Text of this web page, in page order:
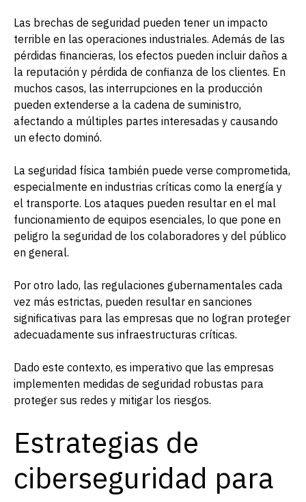
Las brechas de seguridad pueden tener un impacto
terrible en las operaciones industriales. Además de las
pérdidas financieras, los efectos pueden incluir daños a
la reputación y pérdida de confianza de los clientes. En
muchos casos, las interrupciones en la producción
pueden extenderse a la cadena de suministro,
afectando a múltiples partes interesadas y causando
un efecto dominó.
La seguridad física también puede verse comprometida,
especialmente en industrias críticas como la energía y
el transporte. Los ataques pueden resultar en el mal
funcionamiento de equipos esenciales, lo que pone en
peligro la seguridad de los colaboradores y del público
en general.
Por otro lado, las regulaciones gubernamentales cada
vez más estrictas, pueden resultar en sanciones
significativas para las empresas que no logran proteger
adecuadamente sus infraestructuras críticas.
Dado este contexto, es imperativo que las empresas
implementen medidas de seguridad robustas para
proteger sus redes y mitigar los riesgos.
Estrategias de
ciberseguridad para